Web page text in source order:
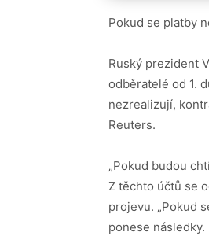
Pokud se platby
Ruský prezident
odběratelé od 1.
nezrealizují,
Reuters.
„Pokud budou
Z těchto účtů se
projevu. „Pokud
ponese